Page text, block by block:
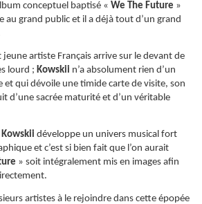
conceptuel baptisé « We The Future »
au grand public et il a déjà tout d’un grand
artiste Français arrive sur le devant de
lourd ; Kowskii n’a absolument rien d’un
et qui dévoile une timide carte de visite, son
d’une sacrée maturité et d’un véritable
Kowskii développe un univers musical fort
et c’est si bien fait que l’on aurait
» soit intégralement mis en images afin
artistes à le rejoindre dans cette épopée